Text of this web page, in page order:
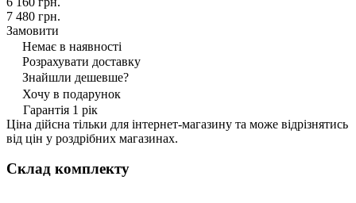
7 480 грн.
Замовити
Немає в наявності
Розрахувати доставку
Знайшли дешевше?
Хочу в подарунок
Гарантія 1 рік
Ціна дійсна тільки для інтернет-магазину та може відрізнятись
від цін у роздрібних магазинах.
Склад комплекту